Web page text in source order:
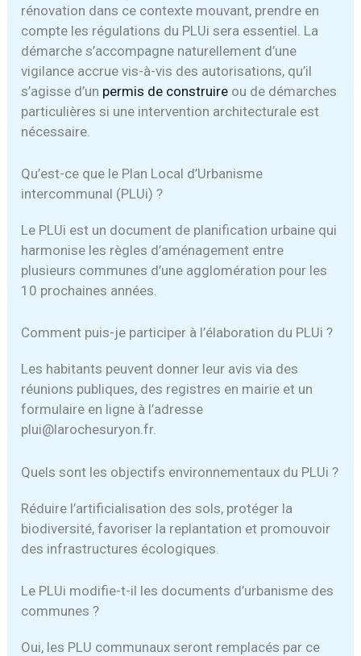
rénovation dans ce contexte mouvant, prendre en
compte les régulations du PLUi sera essentiel. La
démarche s’accompagne naturellement d’une
vigilance accrue vis-à-vis des autorisations, qu’il
s’agisse d’un permis de construire ou de démarches
particulières si une intervention architecturale est
nécessaire.
Qu’est-ce que le Plan Local d’Urbanisme
intercommunal (PLUi) ?
Le PLUi est un document de planification urbaine qui
harmonise les règles d’aménagement entre
plusieurs communes d’une agglomération pour les
10 prochaines années.
Comment puis-je participer à l’élaboration du PLUi ?
Les habitants peuvent donner leur avis via des
réunions publiques, des registres en mairie et un
formulaire en ligne à l’adresse
plui@larochesuryon.fr.
Quels sont les objectifs environnementaux du PLUi ?
Réduire l’artificialisation des sols, protéger la
biodiversité, favoriser la replantation et promouvoir
des infrastructures écologiques.
Le PLUi modifie-t-il les documents d’urbanisme des
communes ?
Oui, les PLU communaux seront remplacés par ce